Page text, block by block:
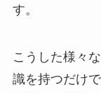
す。
こうした様々
識を持つだけ